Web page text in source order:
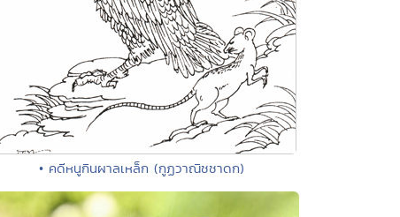
• คดีหนูกินผาลเหล็ก (กูฏวาณิชชาดก)